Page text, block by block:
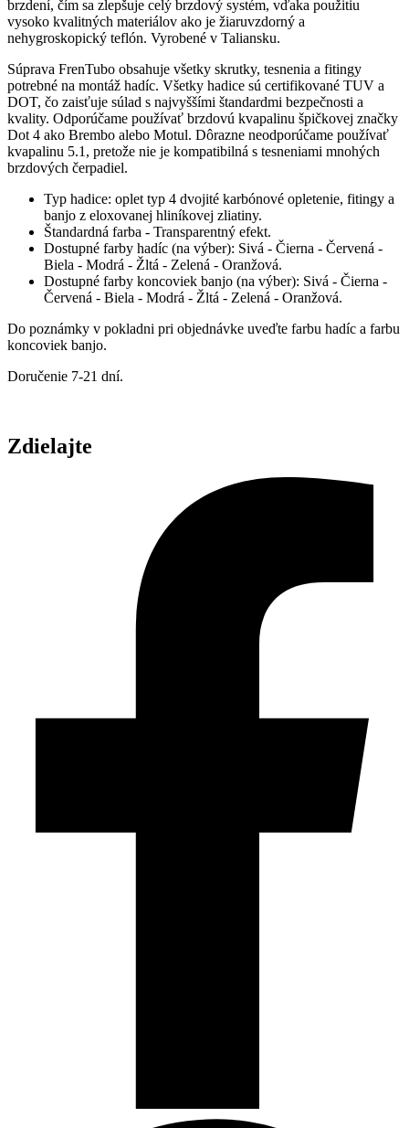
brzdení, čím sa zlepšuje celý brzdový systém, vďaka použitiu
vysoko kvalitných materiálov ako je žiaruvzdorný a
nehygroskopický teflón. Vyrobené v Taliansku.
Súprava FrenTubo obsahuje všetky skrutky, tesnenia a fitingy
potrebné na montáž hadíc. Všetky hadice sú certifikované TUV a
DOT, čo zaisťuje súlad s najvyššími štandardmi bezpečnosti a
kvality. Odporúčame používať brzdovú kvapalinu špičkovej značky
Dot 4 ako Brembo alebo Motul. Dôrazne neodporúčame používať
kvapalinu 5.1, pretože nie je kompatibilná s tesneniami mnohých
brzdových čerpadiel.
Typ hadice: oplet typ 4 dvojité karbónové opletenie, fitingy a
banjo z eloxovanej hliníkovej zliatiny.
Štandardná farba - Transparentný efekt.
Dostupné farby hadíc (na výber): Sivá - Čierna - Červená -
Biela - Modrá - Žltá - Zelená - Oranžová.
Dostupné farby koncoviek banjo (na výber): Sivá - Čierna -
Červená - Biela - Modrá - Žltá - Zelená - Oranžová.
Do poznámky v pokladni pri objednávke uveďte farbu hadíc a farbu
koncoviek banjo.
Doručenie 7-21 dní.
Zdielajte